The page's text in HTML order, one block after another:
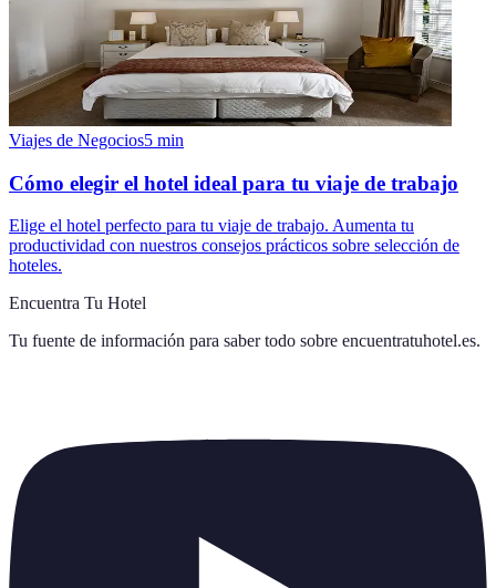
Viajes de Negocios5 min
Cómo elegir el hotel ideal para tu viaje de trabajo
Elige el hotel perfecto para tu viaje de trabajo. Aumenta tu
productividad con nuestros consejos prácticos sobre selección de
hoteles.
Encuentra Tu Hotel
Tu fuente de información para saber todo sobre encuentratuhotel.es.